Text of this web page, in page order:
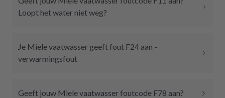
Loopt het water niet weg?
Je Miele vaatwasser geeft fout F24 aan -
verwarmingsfout
Geeft jouw Miele vaatwasser foutcode F78 aan?